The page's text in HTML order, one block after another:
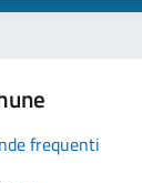
frequenti